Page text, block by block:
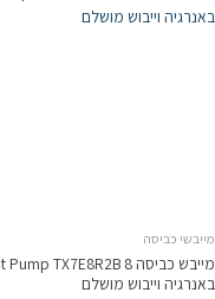
מייבשי כביסה
באנרגיה וייבוש מושלם